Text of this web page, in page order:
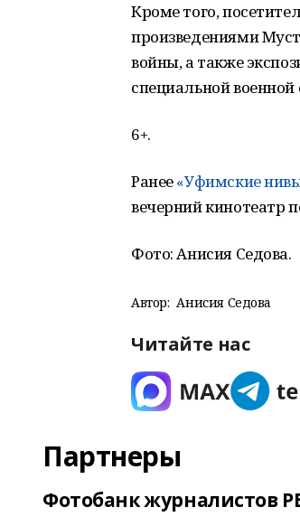
Кроме того,
произведениями
войны, а также
специальной военной
6+.
Ранее«Уфимские
вечерний кинотеатр
Фото: Анисия Седова.
Автор: Анисия Седова
Читайте нас
Партнеры
Фотобанк журналистов